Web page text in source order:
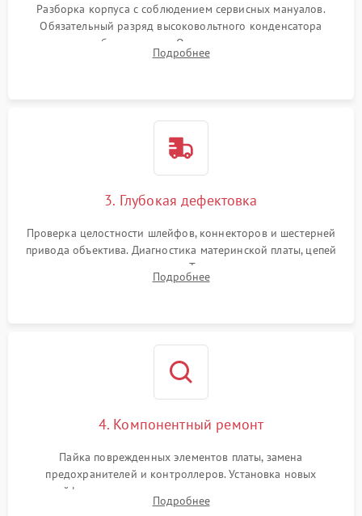
Разборка корпуса с соблюдением сервисных мануалов.
Обязательный разряд высоковольтного конденсатора
вспышки для безопасности. Очистка внутренних узлов от
пыли, песка и следов влаги с помощью спецсредств.
Подробнее
3. Глубокая дефектовка
Проверка целостности шлейфов, коннекторов и шестерней
привода объектива. Диагностика материнской платы, цепей
питания и картоприемника. Тестирование механизма
затвора и блока внутрикамерной стабилизации.
Подробнее
4. Компонентный ремонт
Пайка поврежденных элементов платы, замена
предохранителей и контроллеров. Установка новых
шлейфов, дисплея, механизма затвора или двигателя
автофокуса. Восстановление геометрии тубуса объектива
Подробнее